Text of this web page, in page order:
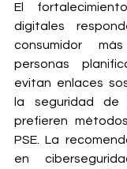
El
digitales
consumidor
personas
evitan enlaces
la seguridad
prefieren
PSE. La
en